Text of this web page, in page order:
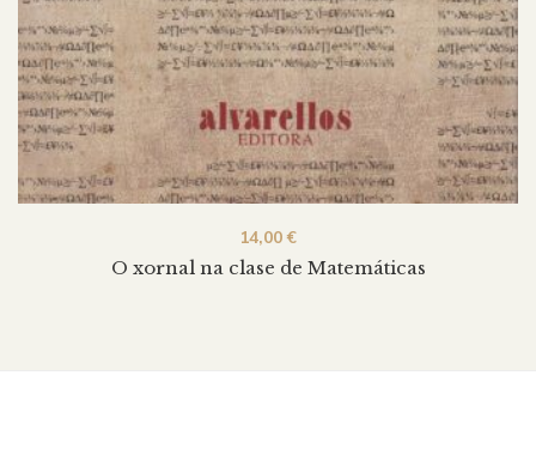
O xornal na clase de Matemáticas
14,00€